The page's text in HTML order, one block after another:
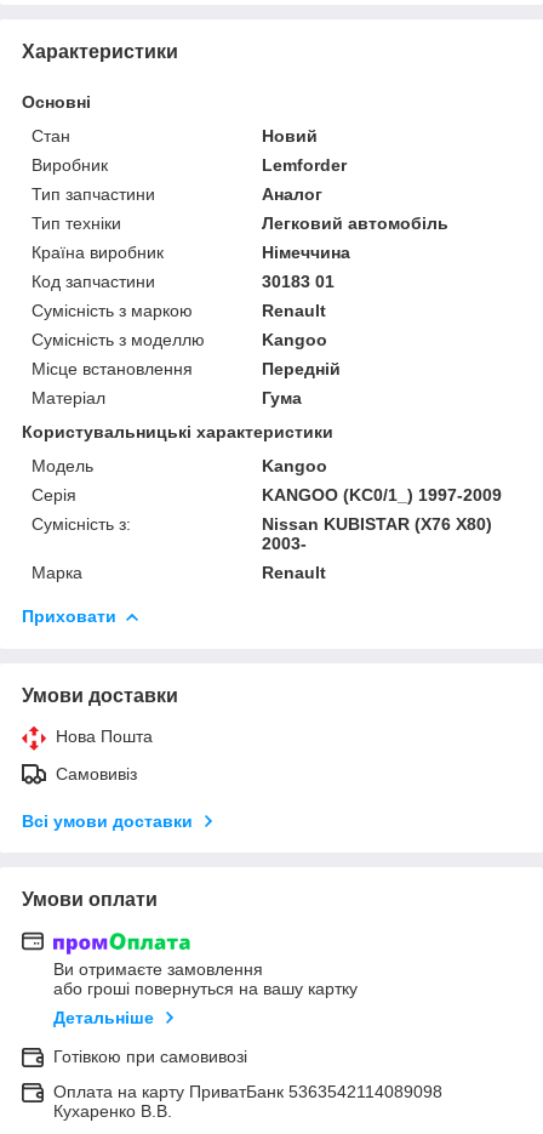
Характеристики
Основні
Стан
Новий
Виробник
Lemforder
Тип запчастини
Аналог
Тип техніки
Легковий автомобіль
Країна виробник
Німеччина
Код запчастини
30183 01
Сумісність з маркою
Renault
Сумісність з моделлю
Kangoo
Місце встановлення
Передній
Матеріал
Гума
Користувальницькі характеристики
Модель
Kangoo
Серія
KANGOO (KC0/1_) 1997-2009
Сумісність з:
Nissan KUBISTAR (X76 X80)
2003-
Марка
Renault
Приховати
Умови доставки
Нова Пошта
Самовивіз
Всі умови доставки
Умови оплати
Ви отримаєте замовлення
або гроші повернуться на вашу картку
Детальніше
Готівкою при самовивозі
Оплата на карту ПриватБанк 5363542114089098
Кухаренко В.В.